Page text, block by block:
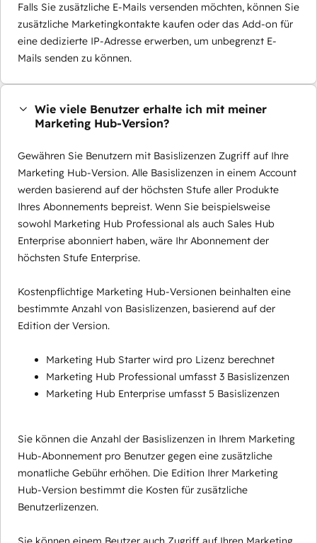
Falls Sie zusätzliche E-Mails versenden möchten, können Sie
zusätzliche Marketingkontakte kaufen oder das Add-on für
eine dedizierte IP-Adresse erwerben, um unbegrenzt E-
Mails senden zu können.
Wie viele Benutzer erhalte ich mit meiner
Marketing Hub-Version?
Gewähren Sie Benutzern mit Basislizenzen Zugriff auf Ihre
Marketing Hub-Version. Alle Basislizenzen in einem Account
werden basierend auf der höchsten Stufe aller Produkte
Ihres Abonnements bepreist. Wenn Sie beispielsweise
sowohl Marketing Hub Professional als auch Sales Hub
Enterprise abonniert haben, wäre Ihr Abonnement der
höchsten Stufe Enterprise.
Kostenpflichtige Marketing Hub-Versionen beinhalten eine
bestimmte Anzahl von Basislizenzen, basierend auf der
Edition der Version.
Marketing Hub Starter wird pro Lizenz berechnet
Marketing Hub Professional umfasst 3 Basislizenzen
Marketing Hub Enterprise umfasst 5 Basislizenzen
Sie können die Anzahl der Basislizenzen in Ihrem Marketing
Hub-Abonnement pro Benutzer gegen eine zusätzliche
monatliche Gebühr erhöhen. Die Edition Ihrer Marketing
Hub-Version bestimmt die Kosten für zusätzliche
Benutzerlizenzen.